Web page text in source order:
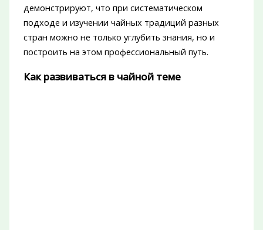
демонстрируют, что при систематическом
подходе и изучении чайных традиций разных
стран можно не только углубить знания, но и
построить на этом профессиональный путь.
Как развиваться в чайной теме